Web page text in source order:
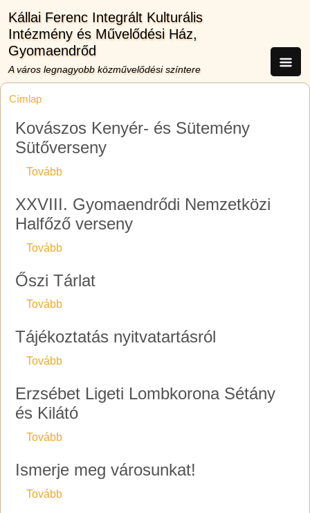
Kállai Ferenc Integrált Kulturális
Intézmény és Művelődési Ház,
Gyomaendrőd
A város legnagyobb közművelődési színtere
Címlap
Kovászos Kenyér- és Sütemény
Sütőverseny
Tovább(Kovászos Kenyér- és Sütemény Sütőverseny)
XXVIII. Gyomaendrődi Nemzetközi
Halfőző verseny
Tovább(XXVIII. Gyomaendrődi Nemzetközi Halfőző
Őszi Tárlat
Tovább(Őszi Tárlat)
Tájékoztatás nyitvatartásról
Tovább(Tájékoztatás nyitvatartásról)
Erzsébet Ligeti Lombkorona Sétány
és Kilátó
Tovább(Erzsébet Ligeti Lombkorona Sétány és Kilátó)
Ismerje meg városunkat!
Tovább(Ismerje meg városunkat!)